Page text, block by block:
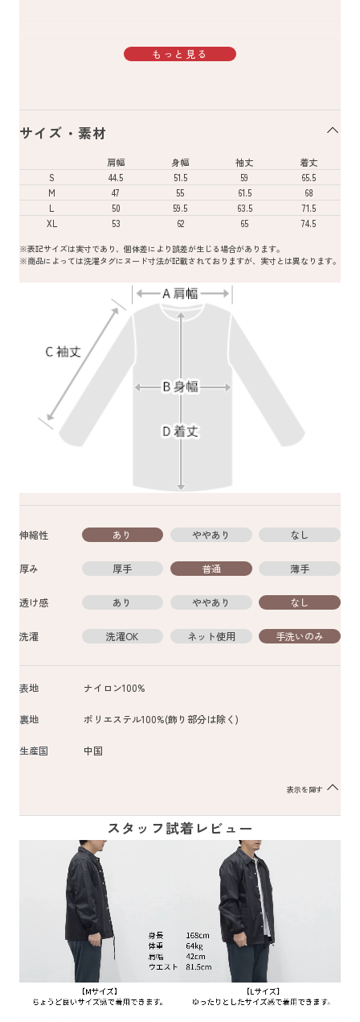
もっと見る
サイズ・素材
肩幅 身幅 袖丈
着丈
S
44.5 51.5 59
65.5
M
47 55 61.5
68
L
50 59.5 63.5
71.5
XL
53 62 65 74.5
※表記サイズは実寸であり、個体差により誤差が生じる場合があります。
※商品によっては洗濯タグにヌード寸法が記載されておりますが、実寸とは異なります。
伸縮性 あり ややあり なし
厚み 厚手 普通 薄手
透け感 あり ややあり なし
洗濯 洗濯OK ネット使用 手洗いのみ
表地 ナイロン100%
裏地 ポリエステル100%(飾り部分は除く)
生産国 中国
表示を隠す
スタッフ試着レビュー